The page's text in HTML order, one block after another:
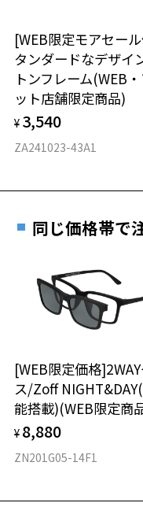
仕上がり寸法
D 仕上がりの横幅：約
E 仕上がりの縦幅：約
※メガネ：デモレンズを外した
タイプ
材質
フロント素材：Swiss
安心2 視力測定
視力の変化を早め
力測定をおすす
安心3 かかり具
オンラインストアでフ
実店舗で度付きにでき
ご購入時に「レンズ交
度数を測定のうえ、度
料交換いただけます。
詳しくはこちら
お近くのZoff実店舗に
その際は記入用紙をダ
[WEB限定モアセー
タンダードなデザイ
トンフレーム(WEB
ット店舗限定商品)
¥ 3,540
ZA241023-43A1
同じ価格帯で
[WEB限定価格
ス/Zoff
能搭載)(WEB限定商
¥ 8,880
ZN201G05-14F1